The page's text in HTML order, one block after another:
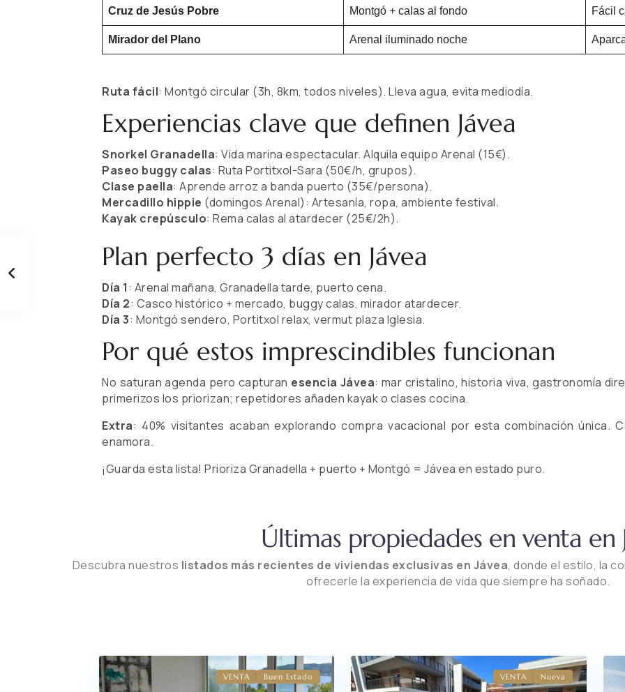
Cruz de Jesús Pobre Montgó + calas al fondo Fácil
Mirador del Plano Arenal iluminado noche
Ruta fácil: Montgó circular (3h, 8km, todos niveles). Lleva agua, evita mediodía.
Experiencias clave que definen Jávea
Snorkel Granadella: Vida marina espectacular. Alquila equipo Arenal (15€).
Paseo buggy calas: Ruta Portitxol-Sara (50€/h, grupos).
Clase paella: Aprende arroz a banda puerto (35€/persona).
Mercadillo hippie (domingos Arenal): Artesanía, ropa, ambiente festival.
Kayak crepúsculo: Rema calas al atardecer (25€/2h).
Plan perfecto 3 días en Jávea
Día 1: Arenal mañana, Granadella tarde, puerto cena.
Día 2: Casco histórico + mercado, buggy calas, mirador atardecer.
Día 3: Montgó sendero, Portitxol relax, vermut plaza Iglesia.
Por qué estos imprescindibles funcionan
No saturan agenda pero capturan esencia Jávea: mar cristalino, historia viva, gastronomía
primerizos los priorizan; repetidores añaden kayak o clases cocina.
Extra: 40% visitantes acaban explorando compra vacacional por esta combinación única.
enamora.
¡Guarda esta lista! Prioriza Granadella + puerto + Montgó = Jávea en estado puro.
Últimas propiedades en venta en
Descubra nuestros listados más recientes de viviendas exclusivas en Jávea, donde el estilo, la
ofrecerle la experiencia de vida que siempre ha soñado.
VENTA Buen Estado VENTA Nueva